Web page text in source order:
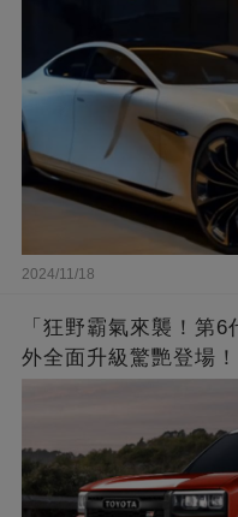
2024/11/18
「狂野霸氣來襲！第
外全面升級驚艷登場！